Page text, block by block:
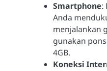
Smartphone:
Anda
menjalankan
gunakan
4GB.
Koneksi